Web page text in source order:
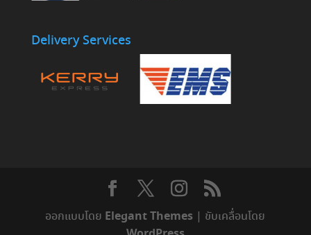
Delivery Services
ออกแบบโดย Elegant Themes | ขับเคลื่อนโดย